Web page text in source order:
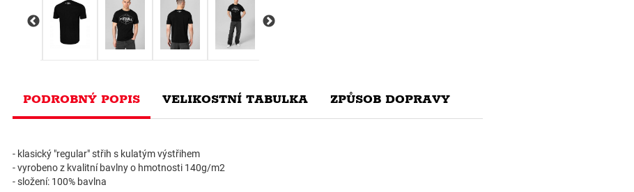
PODROBNÝ POPIS VELIKOSTNÍ TABULKA ZPŮSOB DOPRAVY
- klasický "regular" střih s kulatým výstřihem
- vyrobeno z kvalitní bavlny o hmotnosti 140g/m2
- složení: 100% bavlna